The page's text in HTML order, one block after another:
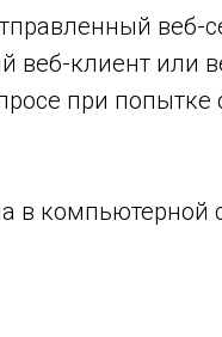
веб-
веб-клиент или
при попытке
в компьютерной